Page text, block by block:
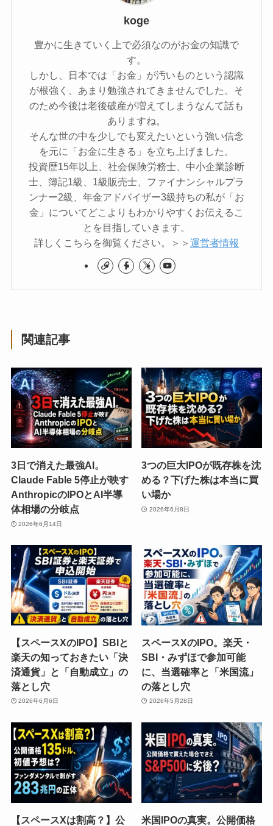
koge
豊かに生きていく上で必須なのがお金の知識で
す。
しかし、日本では「お金」が汚いものという認識
が根強く、あまり勉強されてきませんでした。そ
のため今後は老後破産が増えてしまうなんて話も
ありますね。
そんな世の中を少しでも変えたいという強い信念
を元に「お金に生きる」を立ち上げました。
投資歴15年以上、社会保険労務士、中小企業診断
士、簿記1級、1級販売士、ファイナンシャルプラ
ンナー2級、年金アドバイザー3級持ちの私が「お
金」についてどこよりもわかりやすくお伝えるこ
とを目指していきます。
詳しくこちらを御覧ください。＞＞ 運営者情報
関連記事
3日で消えた最強AI。
Claude Fable 5停止が映す
AnthropicのIPOとAI半導
体相場の分岐点
2026年6月14日
3つの巨大IPOが既存株を沈
める？下げた株は本当に買
い場か
2026年6月8日
【スペースXのIPO】SBIと
楽天の知っておきたい「決
済通貨」と「自動成立」の
落とし穴
2026年6月6日
スペースXのIPO。楽天・
SBI・みずほで参加可能
に、当選確率と「米国流」
の落とし穴
2026年5月28日
【スペースXは割高？】公
米国IPOの真実。公開価格